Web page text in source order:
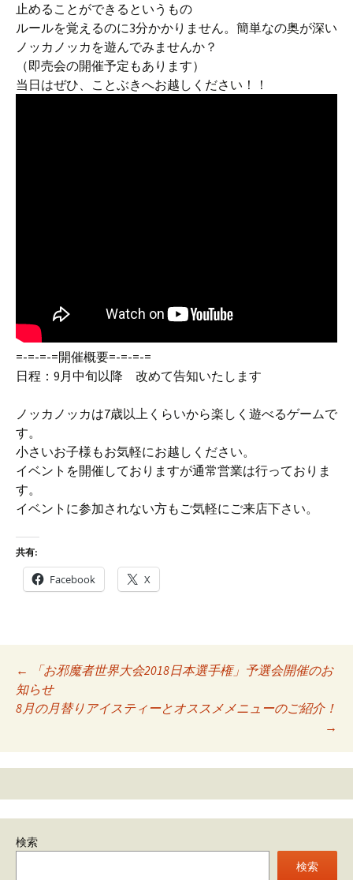
止めることができるというもの
ルールを覚えるのに3分かかりません。簡単なの奥が深い
ノッカノッカを遊んでみませんか？
（即売会の開催予定もあります）
当日はぜひ、ことぶきへお越しください！！
=-=-=-=開催概要=-=-=-=
日程：9月中旬以降 改めて告知いたします
ノッカノッカは7歳以上くらいから楽しく遊べるゲームで
す。
小さいお子様もお気軽にお越しください。
イベントを開催しておりますが通常営業は行っておりま
す。
イベントに参加されない方もご気軽にご来店下さい。
共有:
Facebook X
Post
navigation
←
「お邪魔者世界大会2018日本選手権」予選会開催のお
知らせ
8月の月替りアイスティーとオススメメニューのご紹介！
→
検索
検索